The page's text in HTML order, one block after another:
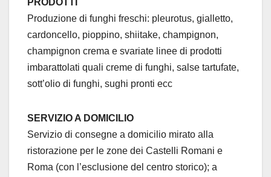
Produzione di funghi freschi: pleurotus, gialletto,
cardoncello, pioppino, shiitake, champignon,
champignon crema e svariate linee di prodotti
imbarattolati quali creme di funghi, salse tartufate,
sott’olio di funghi, sughi pronti ecc
SERVIZIO A DOMICILIO
Servizio di consegne a domicilio mirato alla
ristorazione per le zone dei Castelli Romani e
Roma (con l’esclusione del centro storico); a